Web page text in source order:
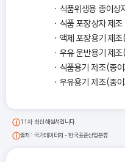
식품위생용 종이상
식품 포장상자 제조
액체 포장용기 제
우유 운반용기 제
식품용기 제조(종
우유용기 제조(종
11차 최신 해설서입니다.
출처: 국가데이터처 - 한국표준산업분류